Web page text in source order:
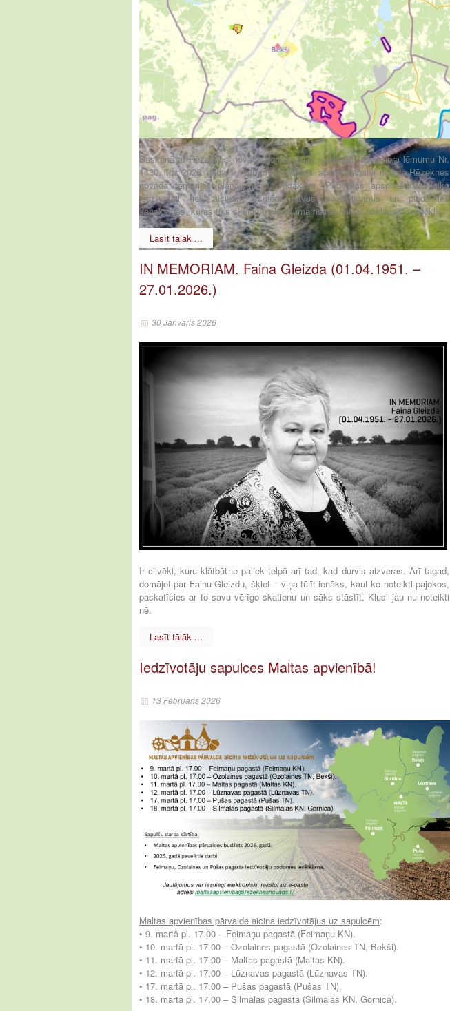
Saskaņā ar Rēzeknes novada domes 2025. gada 30. decembra lēmumu Nr.
1430, līdz 2026. gada 1. martam publiskajai apspriešanai ir nodota Rēzeknes
novada teritorijas plānojuma 1. redakcija. Publiskās apspriešanas laikā
iedzīvotāji tiek aicināti iesniegt savus priekšlikumus un piedalīties
sanāksmēs, kurās tiks skaidroti plānojuma risinājumi un uzklausīti viedokļi.
Lasīt tālāk ...
IN MEMORIAM. Faina Gleizda (01.04.1951. –
27.01.2026.)
30 Janvāris 2026
Ir cilvēki, kuru klātbūtne paliek telpā arī tad, kad durvis aizveras. Arī tagad,
domājot par Fainu Gleizdu, šķiet – viņa tūlīt ienāks, kaut ko noteikti pajokos,
paskatīsies ar to savu vērīgo skatienu un sāks stāstīt. Klusi jau nu noteikti
nē.
Lasīt tālāk ...
Iedzīvotāju sapulces Maltas apvienībā!
13 Februāris 2026
Maltas apvienības pārvalde aicina iedzīvotājus uz sapulcēm:
• 9. martā pl. 17.00 – Feimaņu pagastā (Feimaņu KN).
• 10. martā pl. 17.00 – Ozolaines pagastā (Ozolaines TN, Bekši).
• 11. martā pl. 17.00 – Maltas pagastā (Maltas KN).
• 12. martā pl. 17.00 – Lūznavas pagastā (Lūznavas TN).
• 17. martā pl. 17.00 – Pušas pagastā (Pušas TN).
• 18. martā pl. 17.00 – Silmalas pagastā (Silmalas KN, Gornica).